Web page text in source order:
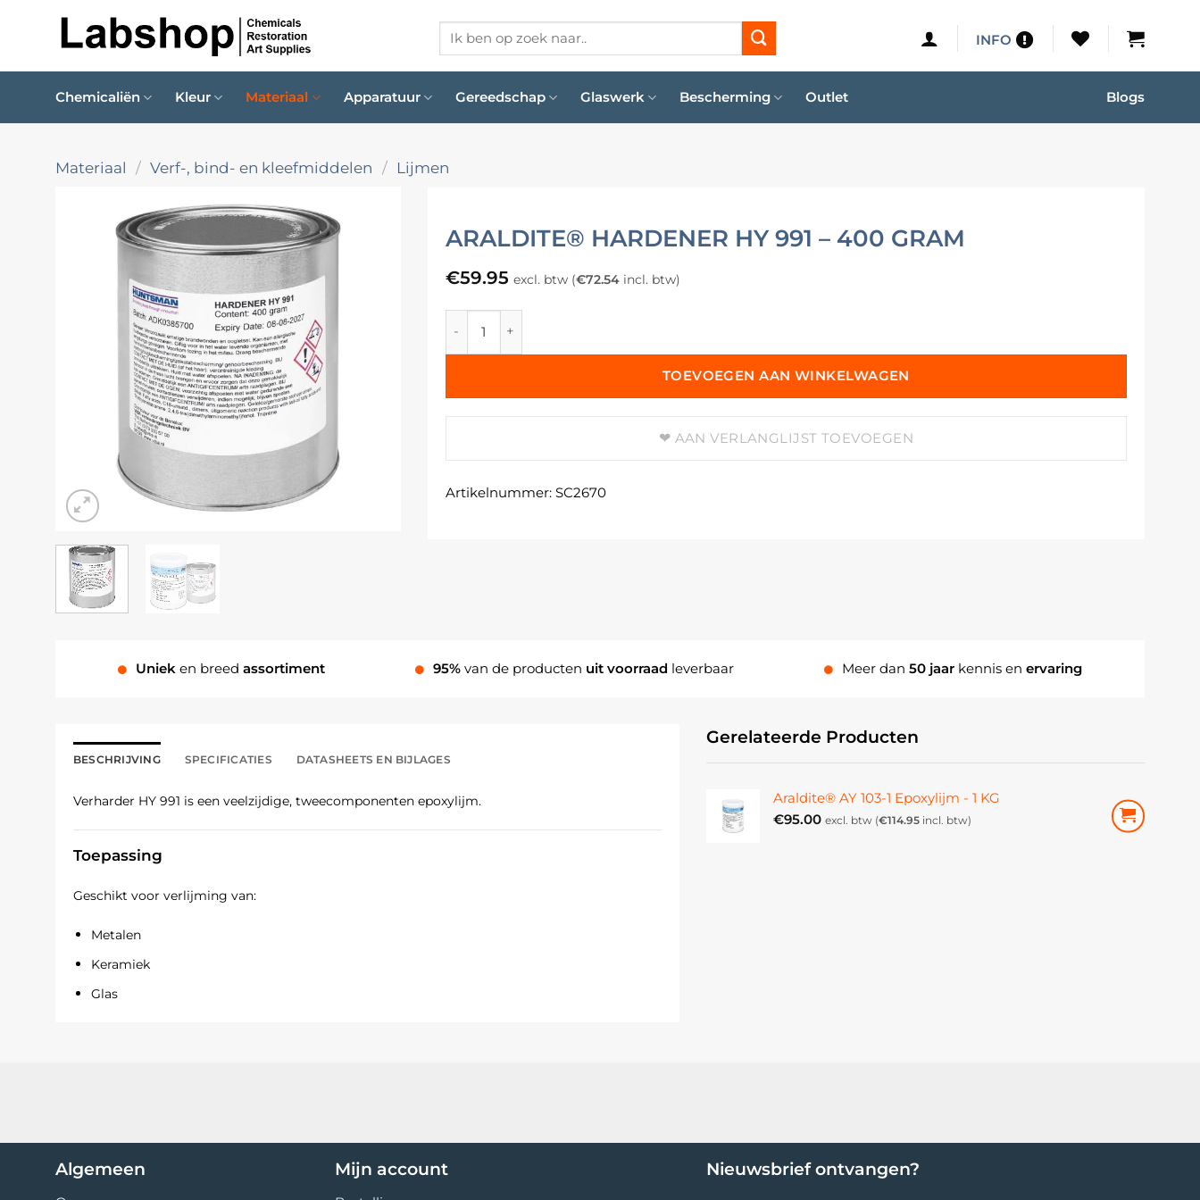
Zoeken
INFO
Chemicaliën Kleur Materiaal Apparatuur Gereedschap Glaswerk Bescherming Outlet Blogs
Materiaal / Verf-, bind- en kleefmiddelen / Lijmen
ARALDITE® HARDENER HY 991 – 400 GRAM
€59.95 excl. btw (€72.54incl. btw)
TOEVOEGEN AAN WINKELWAGEN
AAN VERLANGLIJST TOEVOEGEN
Artikelnummer: SC2670
Unieken breedassortiment 95%van de producten uit voorraad leverbaar Meer dan 50 jaarkennis en ervaring
BESCHRIJVING SPECIFICATIES DATASHEETS EN BIJLAGES
Verharder HY 991 is een veelzijdige, tweecomponenten epoxylijm.
Toepassing
Geschikt voor verlijming van:
Metalen
Keramiek
Glas
Eenvoudig aan te brengen op grote oppervlakken
Gerelateerde Producten
Araldite® AY 103-1 Epoxylijm - 1 KG
€95.00 excl. btw (€114.95 incl. btw)
Algemeen Mijn account Nieuwsbrief ontvangen?